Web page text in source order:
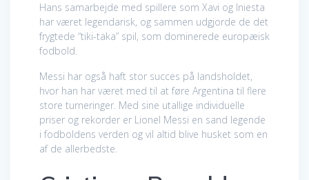
Hans samarbejde med spillere som Xavi og Iniesta
har været legendarisk, og sammen udgjorde de det
frygtede “tiki-taka” spil, som dominerede europæisk
fodbold.
Messi har også haft stor succes på landsholdet,
hvor han har været med til at føre Argentina til flere
store turneringer. Med sine utallige individuelle
priser og rekorder er Lionel Messi en sand legende
i fodboldens verden og vil altid blive husket som en
af de allerbedste.